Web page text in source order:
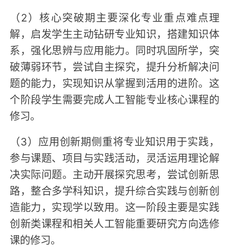
（2）核心突破期主要深化专业重点难点理
解，启发学生主动钻研专业知识，搭建知识体
系，强化思辨与应用能力。同时巩固所学，突
破薄弱环节，尝试自主探究，提升分析解决问
题的能力，实现知识从掌握到活用的进阶。这
个阶段学生需要完成人工智能专业核心课程的
修习。
（3）应用创新期侧重将专业知识用于实践，
参与课题、项目与实践活动，灵活运用理论解
决实际问题。主动开展探究思考，尝试创新思
路，整合多学科知识，提升综合实践与创新创
造能力，实现学以致用。这一阶段主要是实践
创新类课程和相关人工智能重要研究方向选修
课的修习。